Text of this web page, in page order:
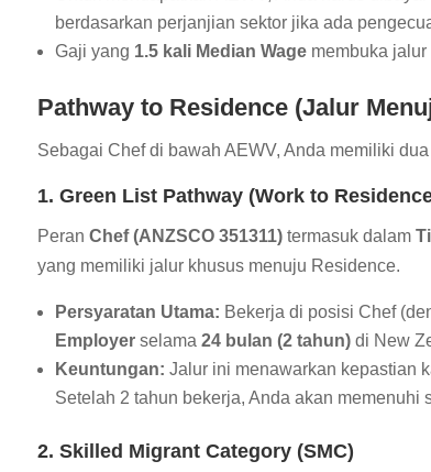
berdasarkan perjanjian sektor jika ada
Gaji yang 1.5 kali Median Wagemembuka jalur
Pathway to Residence (Jalur
Sebagai Chef di bawah AEWV, Anda memiliki
1. Green List Pathway (Work to
Peran Chef (ANZSCO 351311)termasuk dalam
yang memiliki jalur khusus menuju Residence.
Persyaratan Utama: Bekerja di posisi Chef
Employerselama 24 bulan (2 tahun)di New
Keuntungan: Jalur ini menawarkan kepastian
Setelah 2 tahun bekerja, Anda akan memenuhi
2. Skilled Migrant Category (SMC)